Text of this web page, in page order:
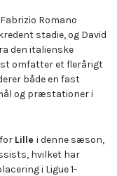
Romano
stadie, og David
den italienske
omfatter et flerårigt
både en fast
og præstationer i
Lille i denne sæson,
hvilket har
i Ligue 1-